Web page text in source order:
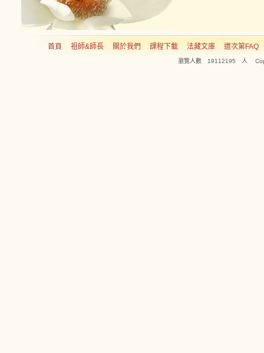
首頁 祖師&師長 關於我們 課程下載 法藏文庫 道次第FAQ
瀏覽人數 19112195 人